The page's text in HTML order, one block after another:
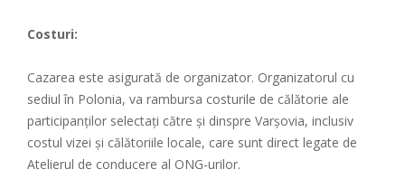
Costuri:
Cazarea este asigurată de organizator. Organizatorul cu
sediul în Polonia, va rambursa costurile de călătorie ale
participanților selectați către și dinspre Varșovia, inclusiv
costul vizei și călătoriile locale, care sunt direct legate de
Atelierul de conducere al ONG-urilor.